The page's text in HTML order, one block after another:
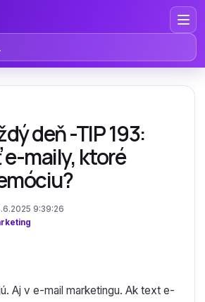
deň -TIP 193:
maily, ktoré
9:39:26
Aj v e-mail marketingu. Ak text e-